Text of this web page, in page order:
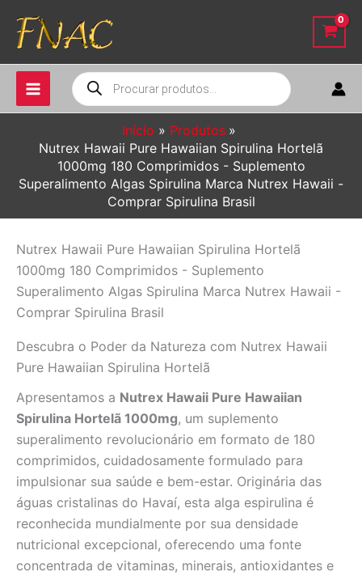
para
conteúdo
Pesquisar
produtos
Início
Produtos
Nutrex Hawaii Pure Hawaiian Spirulina Hortelã
1000mg 180 Comprimidos - Suplemento
Superalimento Algas Spirulina Marca Nutrex Hawaii -
Comprar Spirulina Brasil
Nutrex Hawaii Pure Hawaiian Spirulina Hortelã
1000mg 180 Comprimidos - Suplemento
Superalimento Algas Spirulina Marca Nutrex Hawaii -
Comprar Spirulina Brasil
Descubra o Poder da Natureza com Nutrex Hawaii
Pure Hawaiian Spirulina Hortelã
Apresentamos a Nutrex Hawaii Pure Hawaiian
Spirulina Hortelã 1000mg, um suplemento
superalimento revolucionário em formato de 180
comprimidos, cuidadosamente formulado para
impulsionar sua saúde e bem-estar. Originária das
águas cristalinas do Havaí, esta alga espirulina é
reconhecida mundialmente por sua densidade
nutricional excepcional, oferecendo uma fonte
concentrada de vitaminas, minerais, antioxidantes e